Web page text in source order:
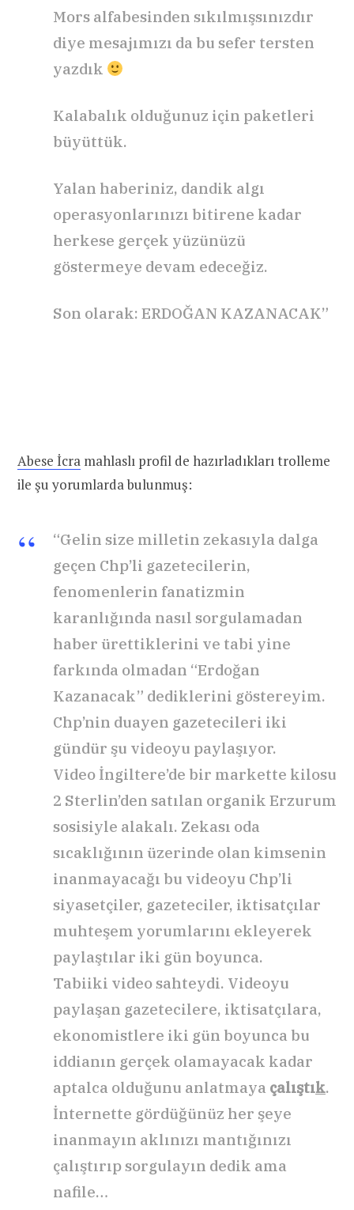
Mors alfabesinden sıkılmışsınızdır
diye mesajımızı da bu sefer tersten
yazdık
Kalabalık olduğunuz için paketleri
büyüttük.
Yalan haberiniz, dandik algı
operasyonlarınızı bitirene kadar
herkese gerçek yüzünüzü
göstermeye devam edeceğiz.
Son olarak: ERDOĞAN KAZANACAK”
Abese İcra mahlaslı profil de hazırladıkları trolleme
ile şu yorumlarda bulunmuş:
“Gelin size milletin zekasıyla dalga
geçen Chp’li gazetecilerin,
fenomenlerin fanatizmin
karanlığında nasıl sorgulamadan
haber ürettiklerini ve tabi yine
farkında olmadan “Erdoğan
Kazanacak” dediklerini göstereyim.
Chp’nin duayen gazetecileri iki
gündür şu videoyu paylaşıyor.
Video İngiltere’de bir markette kilosu
2 Sterlin’den satılan organik Erzurum
sosisiyle alakalı. Zekası oda
sıcaklığının üzerinde olan kimsenin
inanmayacağı bu videoyu Chp’li
siyasetçiler, gazeteciler, iktisatçılar
muhteşem yorumlarını ekleyerek
paylaştılar iki gün boyunca.
Tabiiki video sahteydi. Videoyu
paylaşan gazetecilere, iktisatçılara,
ekonomistlere iki gün boyunca bu
iddianın gerçek olamayacak kadar
aptalca olduğunu anlatmaya çalıştık.
İnternette gördüğünüz her şeye
inanmayın aklınızı mantığınızı
çalıştırıp sorgulayın dedik ama
nafile…